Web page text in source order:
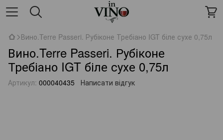
Вино.Terre Passeri. Рубіконе Требіано IGT біле сухе 0,75л
Вино.Terre Passeri. Рубіконе
Требіано IGT біле сухе 0,75л
Артикул: 000040435 Написати відгук